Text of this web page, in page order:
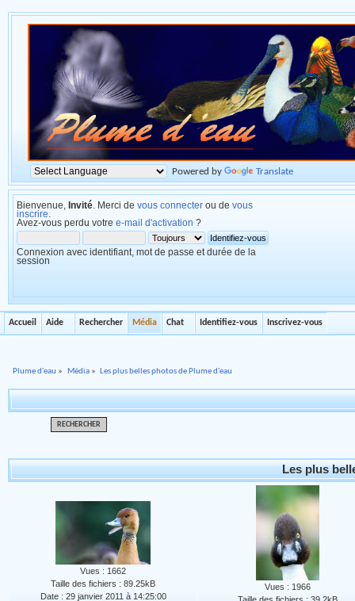
Powered by Translate
Bienvenue, Invité . Merci de vous connecter ou de vous
inscrire
Avez-vous perdu votre e-mail d'activation ?
Connexion avec identifiant, mot de passe et durée de la
session
Accueil Aide Rechercher Média Chat Identifiez-vous Inscrivez-vous
Plume d'eau » Média» Les plus belles photos de Plume d'eau
RECHERCHER
Les plus
Vues : 1662
Taille des fichiers : 89.25kB
Date : 29 janvier 2011 à 14:25:00
Vues : 1966